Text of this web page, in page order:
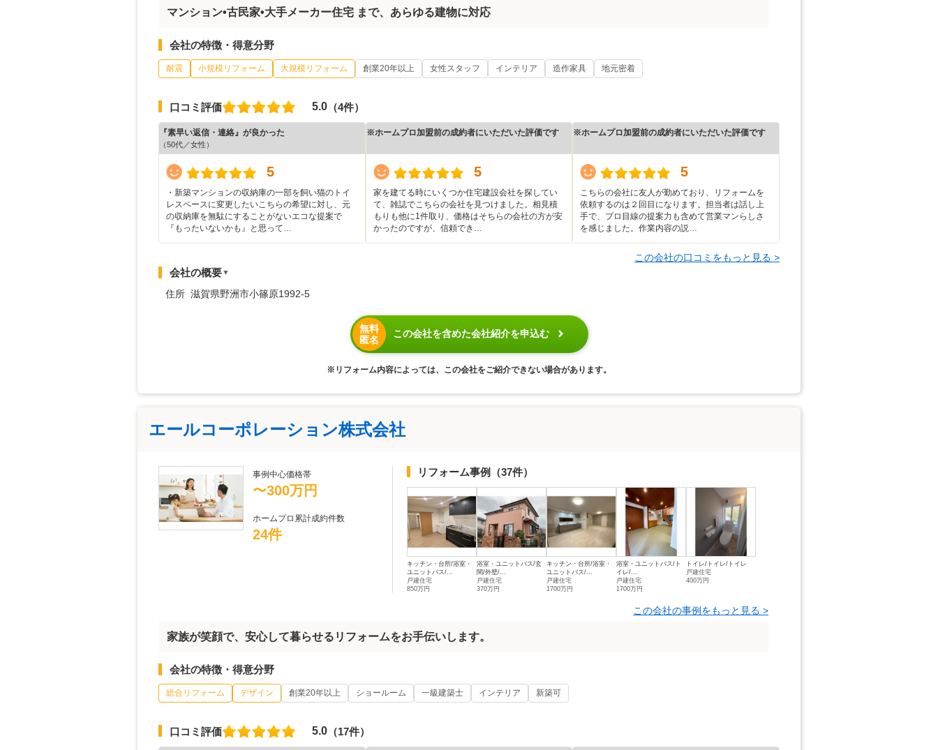
マンション•古民家•大手メーカー住宅 まで、あらゆる建物に対応
会社の特徴・得意分野
耐震 小規模リフォーム 大規模リフォーム 創業20年以上 女性スタッフ インテリア 造作家具 地元密着
口コミ評価 5.0 （4件）
『素早い返信・連絡』が良かった
（50代／女性）
5
・新築マンションの収納庫の一部を飼い猫のトイ
レスペースに変更したいこちらの希望に対し、元
の収納庫を無駄にすることがないエコな提案で
『もったいないかも』と思って…
※ホームプロ加盟前の成約者にいただいた評価です
5
家を建てる時にいくつか住宅建設会社を探してい
て、雑誌でこちらの会社を見つけました。相見積
もりも他に1件取り、価格はそちらの会社の方が安
かったのですが、信頼でき…
※ホームプロ加盟前の成約者にいただいた評価です
5
こちらの会社に友人が勤めており、リフォームを
依頼するのは２回目になります。担当者は話し上
手で、プロ目線の提案力も含めて営業マンらしさ
を感じました。作業内容の説…
この会社の口コミをもっと見る >
会社の概要▼
住所 滋賀県野洲市小篠原1992-5
無料
匿名
この会社を含めた会社紹介を申込む
※リフォーム内容によっては、この会社をご紹介できない場合があります。
エールコーポレーション株式会社
事例中心価格帯
〜300万円
ホームプロ累計成約件数
24件
リフォーム事例 （37件）
キッチン・台所/浴室・
ユニットバス/...
戸建住宅
850万円
浴室・ユニットバス/玄
関/外壁/...
戸建住宅
370万円
キッチン・台所/浴室・
ユニットバス/...
戸建住宅
1700万円
浴室・ユニットバス/ト
イレ/...
戸建住宅
1700万円
トイレ/トイレ/トイレ
戸建住宅
400万円
この会社の事例をもっと見る >
家族が笑顔で、安心して暮らせるリフォームをお手伝いします。
会社の特徴・得意分野
総合リフォーム デザイン 創業20年以上 ショールーム 一級建築士 インテリア 新築可
口コミ評価 5.0 （17件）